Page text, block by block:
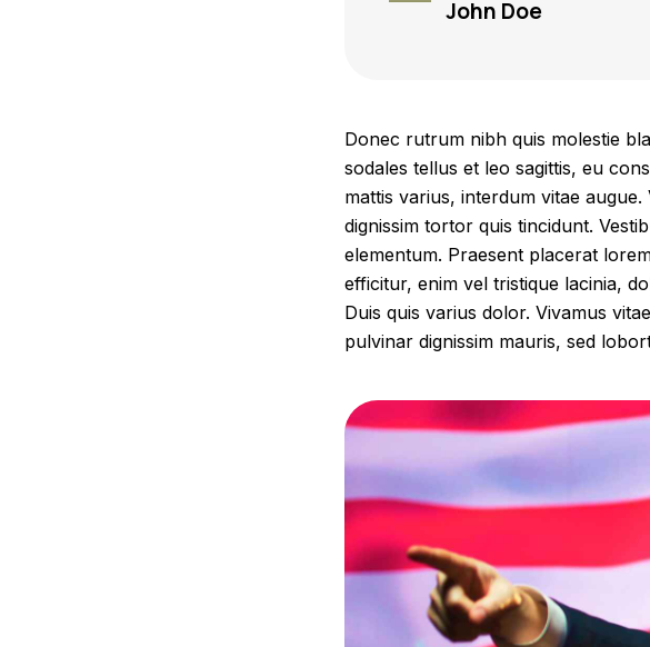
John Doe
Donec rutrum nibh quis molestie
sodales tellus et leo sagittis, eu
mattis varius, interdum vitae
dignissim tortor quis tincidunt.
elementum. Praesent placerat
efficitur, enim vel tristique lacinia,
Duis quis varius dolor. Vivamus
pulvinar dignissim mauris, sed